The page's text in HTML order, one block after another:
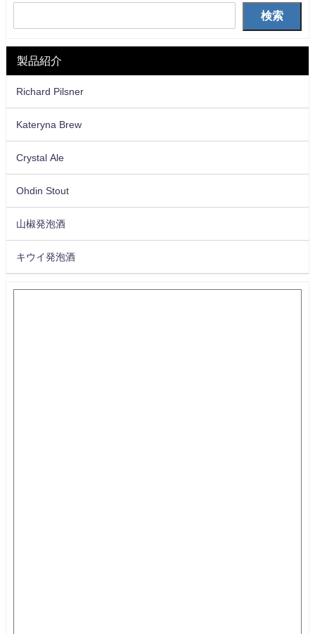
検索
製品紹介
Richard Pilsner
Kateryna Brew
Crystal Ale
Ohdin Stout
山椒発泡酒
キウイ発泡酒